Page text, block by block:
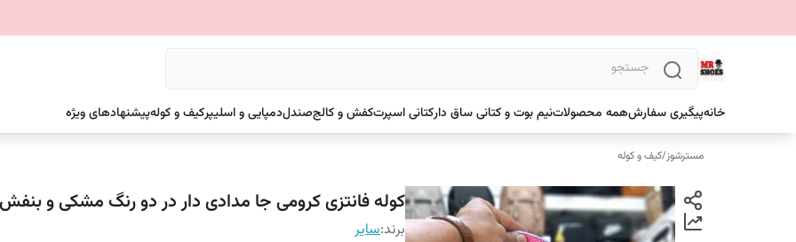
خانهپیگیری سفارشهمه محصولاتنیم بوت و کتانی ساق دارکتانی اسپرتکفش و کالجصندلدمپایی و اسلیپرکیف و کولهپیشنهادهای ویژه
مسترشوز/کیف و کوله
کوله فانتزی کرومی جا مدادی دار در دو رنگ مشکی و بنفش
برند:سایر